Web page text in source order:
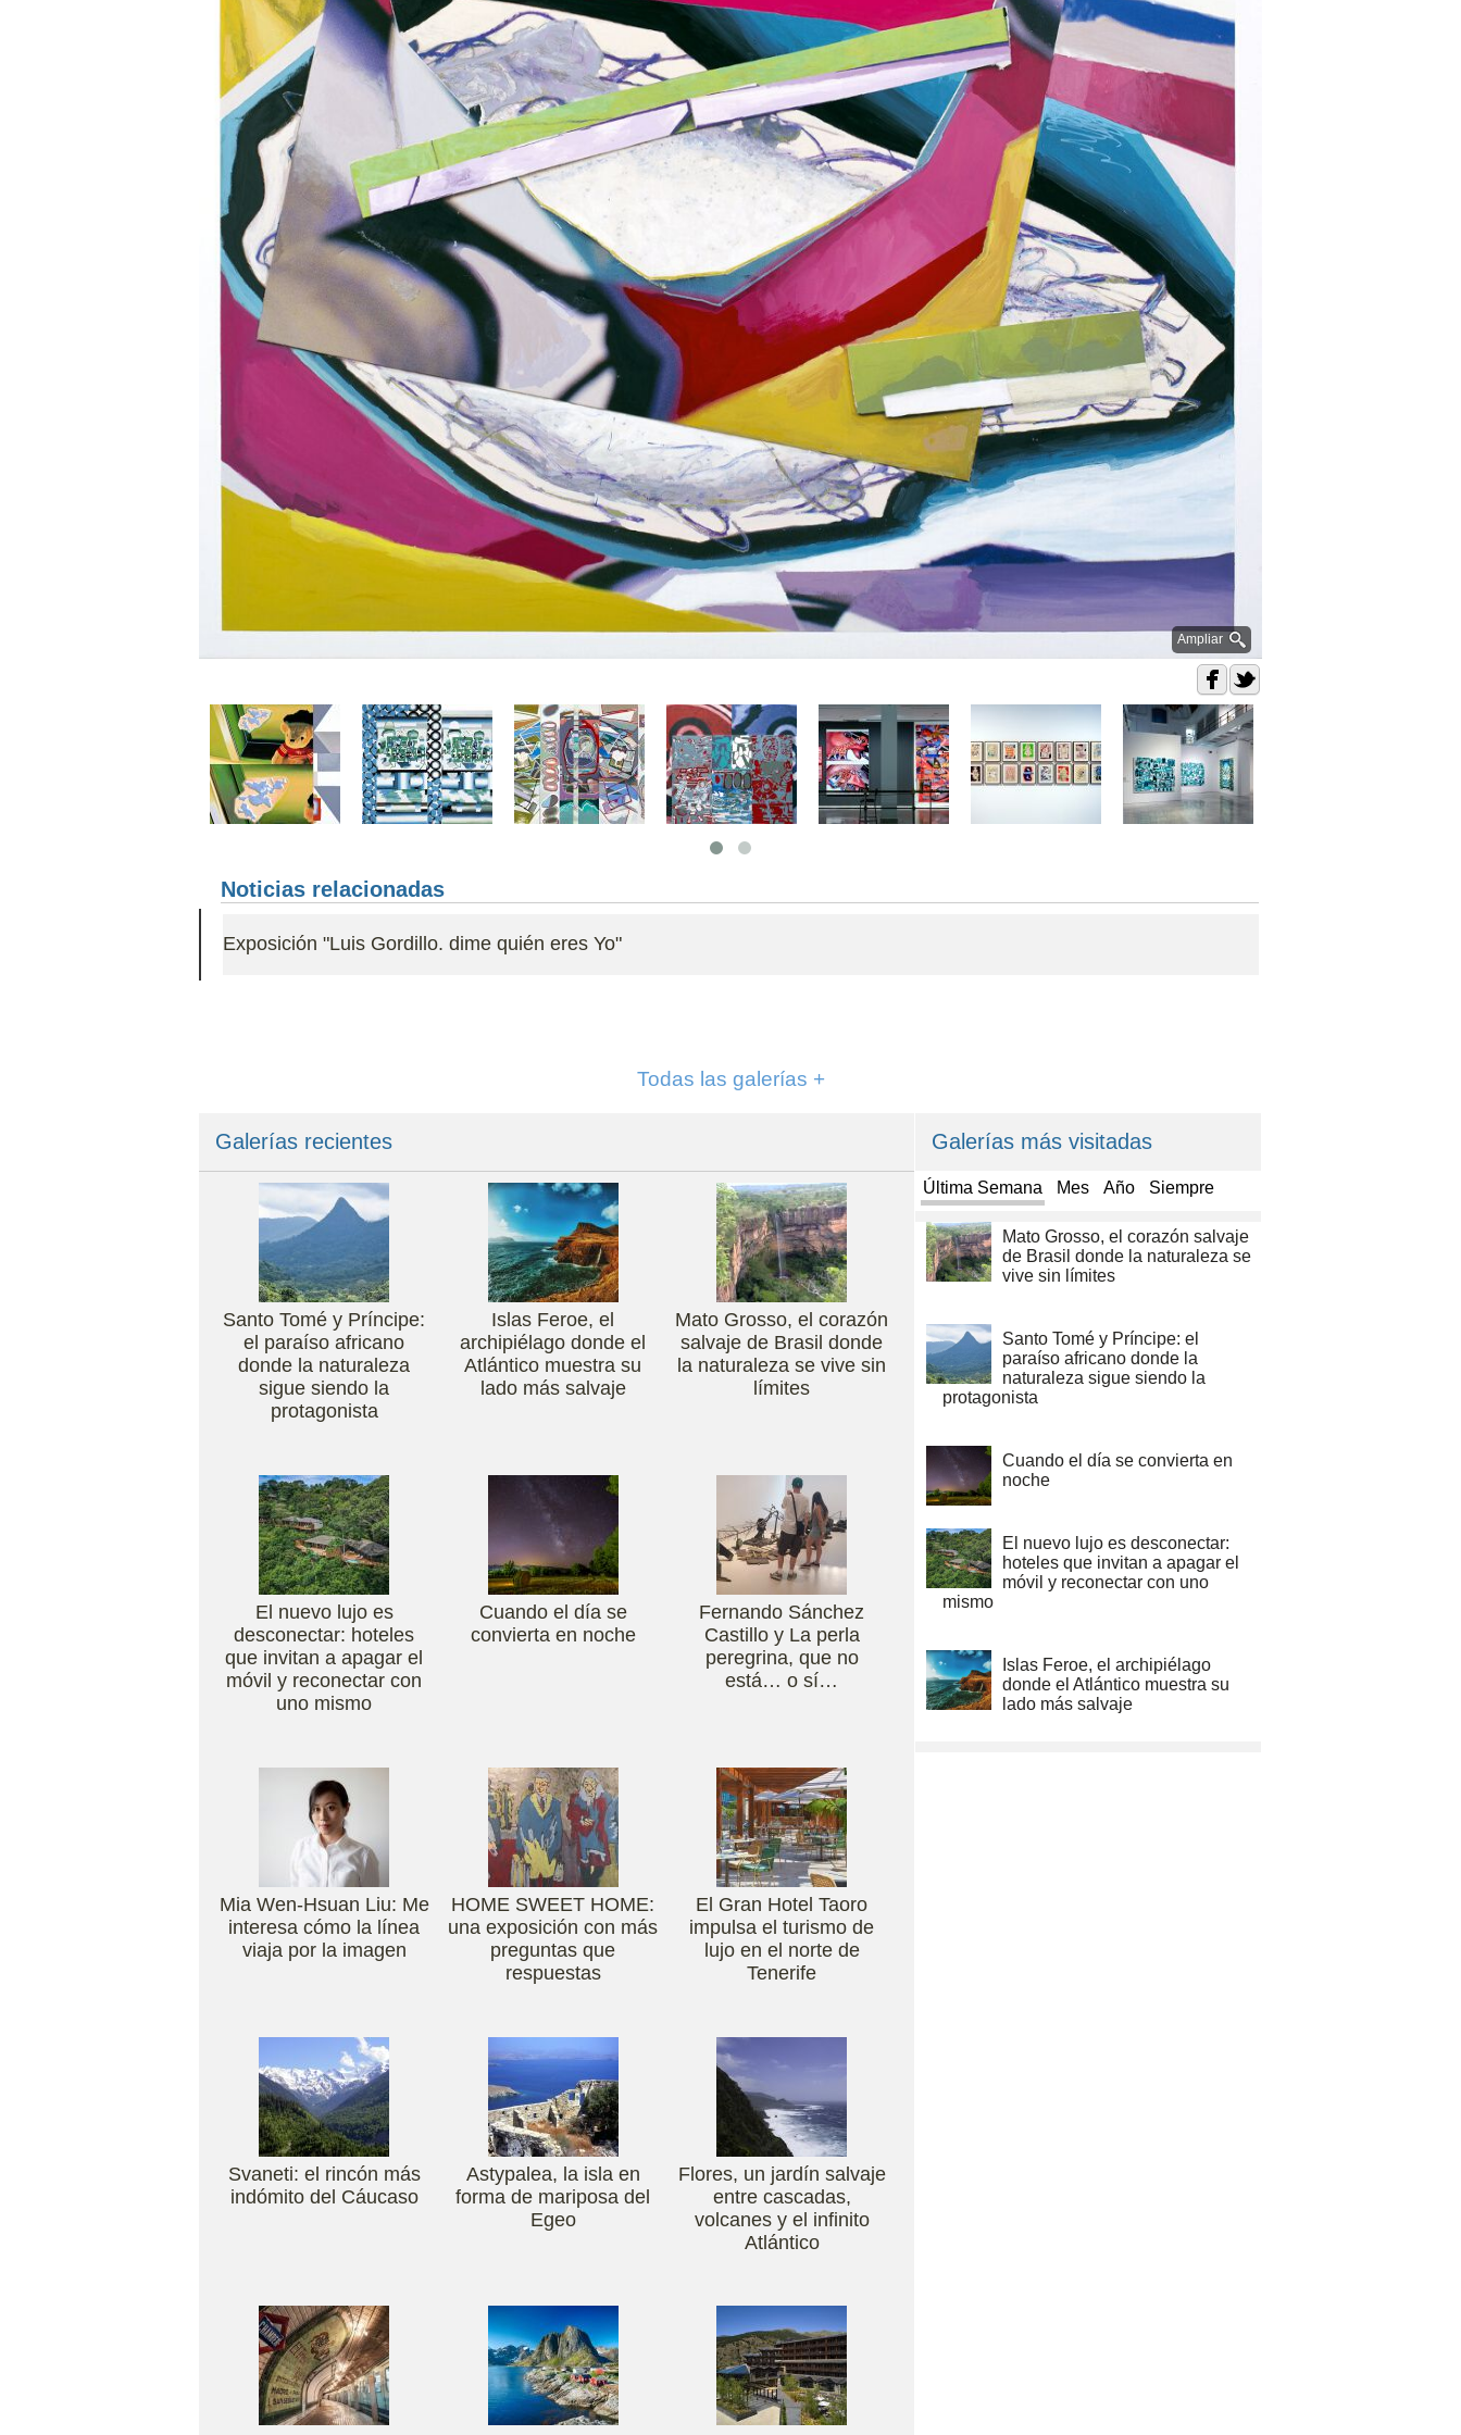
Ampliar
Noticias relacionadas
Exposición "Luis Gordillo. dime quién eres Yo"
Todas las galerías +
Galerías recientes
Santo Tomé y Príncipe:
el paraíso africano
donde la naturaleza
sigue siendo la
protagonista
Islas Feroe, el
archipiélago donde el
Atlántico muestra su
lado más salvaje
Mato Grosso, el corazón
salvaje de Brasil donde
la naturaleza se vive sin
límites
El nuevo lujo es
desconectar: hoteles
que invitan a apagar el
móvil y reconectar con
uno mismo
Cuando el día se
convierta en noche
Fernando Sánchez
Castillo y La perla
peregrina, que no
está… o sí…
Mia Wen-Hsuan Liu: Me
interesa cómo la línea
viaja por la imagen
HOME SWEET HOME:
una exposición con más
preguntas que
respuestas
El Gran Hotel Taoro
impulsa el turismo de
lujo en el norte de
Tenerife
Svaneti: el rincón más
indómito del Cáucaso
Astypalea, la isla en
forma de mariposa del
Egeo
Flores, un jardín salvaje
entre cascadas,
volcanes y el infinito
Atlántico
Galerías más visitadas
Última Semana Mes Año Siempre
Mato Grosso, el corazón salvaje
de Brasil donde la naturaleza se
vive sin límites
Santo Tomé y Príncipe: el
paraíso africano donde la
naturaleza sigue siendo la
protagonista
Cuando el día se convierta en
noche
El nuevo lujo es desconectar:
hoteles que invitan a apagar el
móvil y reconectar con uno
mismo
Islas Feroe, el archipiélago
donde el Atlántico muestra su
lado más salvaje